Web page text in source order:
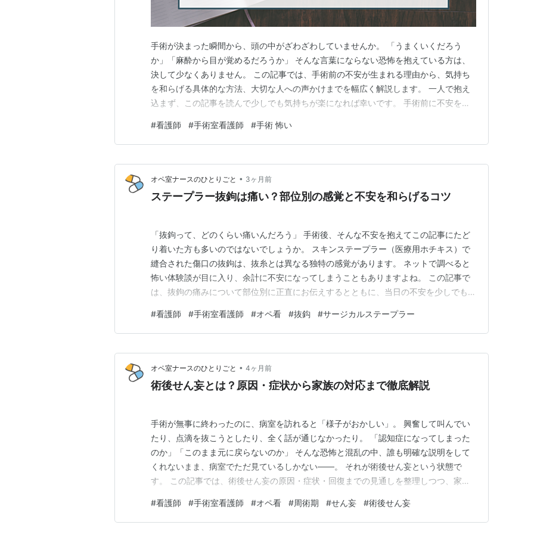
手術が決まった瞬間から、頭の中がざわざわしていませんか。 「うまくいくだろう
か」「麻酔から目が覚めるだろうか」 そんな言葉にならない恐怖を抱えている方は、
決して少なくありません。 この記事では、手術前の不安が生まれる理由から、気持ち
を和らげる具体的な方法、大切な人への声かけまでを幅広く解説します。 一人で抱え
込まず、この記事を読んで少しでも気持ちが楽になれば幸いです。 手術前に不安を感
果に影響するって本当？ 不安の正体を知ることで楽になる3つのこと 「わからない」
から怖い｜手術当日の流れを具体的に把握する 麻酔への…
#看護師 #手術室看護師 #手術 怖い
オペ室ナースのひとりごと • 3ヶ月前
ステープラー抜鉤は痛い？部位別の感覚と不安を和らげるコツ
「抜鉤って、どのくらい痛いんだろう」 手術後、そんな不安を抱えてこの記事にたど
り着いた方も多いのではないでしょうか。 スキンステープラー（医療用ホチキス）で
縫合された傷口の抜鉤は、抜糸とは異なる独特の感覚があります。 ネットで調べると
怖い体験談が目に入り、余計に不安になってしまうこともありますよね。 この記事で
は、抜鉤の痛みについて部位別に正直にお伝えするとともに、当日の不安を少しでも和
も網羅していますので、ぜひ最後までご覧ください。 ↓ステープラーについてはこち
らの記事で詳しく解説しています！ openursing…
#看護師 #手術室看護師 #オペ看 #抜鈎 #サージカルステープラー
オペ室ナースのひとりごと • 4ヶ月前
術後せん妄とは？原因・症状から家族の対応まで徹底解説
手術が無事に終わったのに、病室を訪れると「様子がおかしい」。 興奮して叫んでい
たり、点滴を抜こうとしたり、全く話が通じなかったり。 「認知症になってしまった
のか」「このまま元に戻らないのか」 そんな恐怖と混乱の中、誰も明確な説明をして
くれないまま、病室でただ見ているしかない――。 それが術後せん妄という状態で
す。 この記事では、術後せん妄の原因・症状・回復までの見通しを整理しつつ、家族
ら↓ このブログについて(運営者情報) - オペ室ナースのひとりごと 術後せん妄が家族
を不安にさせる3つの理由 突然「別人」のようにな…
#看護師 #手術室看護師 #オペ看 #周術期 #せん妄 #術後せん妄